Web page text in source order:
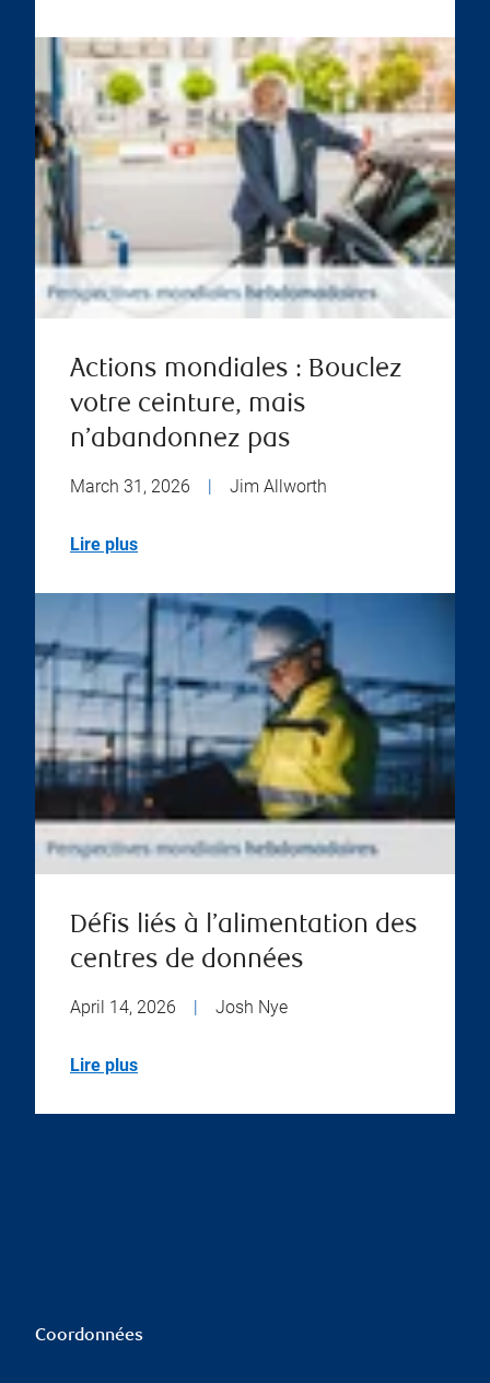
Actions mondiales : Bouclez
votre ceinture, mais
n’abandonnez pas
March 31, 2026 | Jim Allworth
Lire plus
Défis liés à l’alimentation des
centres de données
April 14, 2026 Josh Nye
Lire plus
Coordonnées